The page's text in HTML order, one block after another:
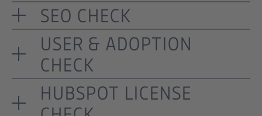
SEO CHECK
USER & ADOPTION
CHECK
HUBSPOT LICENSE